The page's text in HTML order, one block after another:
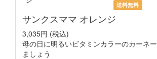
送料無料
サンクスママ オレンジ
3,035円 (税込)
母の日に明るいビタミンカラーのカーネ
ましょう